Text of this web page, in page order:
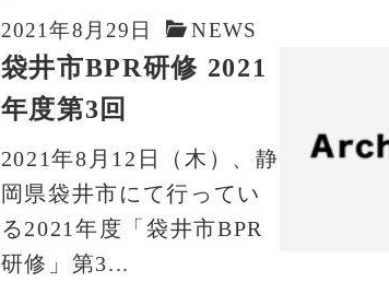
2021年8月29日 NEWS
袋井市BPR研修 2021
年度第3回
2021年8月12日（木）、静
岡県袋井市にて行ってい
る2021年度「袋井市BPR
研修」第3...